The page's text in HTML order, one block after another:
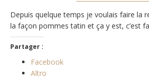
Depuis quelque temps je voulais faire la
la façon pommes tatin et ça y est, c’est
Partager :
Facebook
Altro